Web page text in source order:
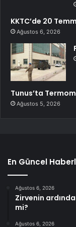
KKTC’de 20
Ağustos 6, 2026
Tunus’ta
Ağustos 5, 2026
En Güncel
Ağustos 6, 2026
Zirvenin
mi?
Ağustos 6, 2026